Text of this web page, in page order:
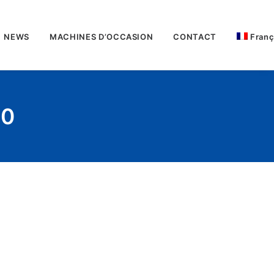
NEWS MACHINES D’OCCASION CONTACT